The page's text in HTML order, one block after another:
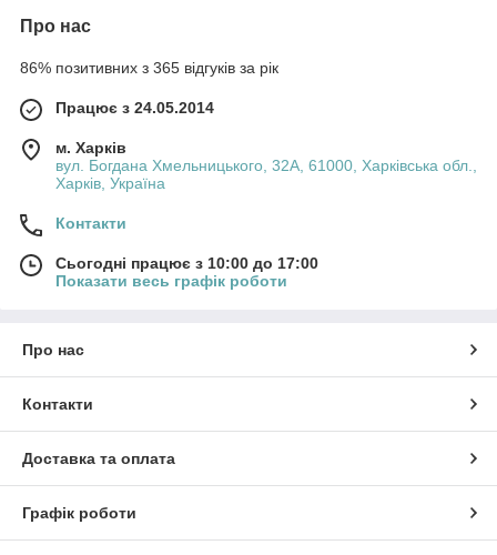
Про нас
86% позитивних з 365 відгуків за рік
Працює з 24.05.2014
м. Харків
вул. Богдана Хмельницького, 32А, 61000, Харківська обл.,
Харків, Україна
Контакти
Сьогодні працює з 10:00 до 17:00
Показати весь графік роботи
Про нас
Контакти
Доставка та оплата
Графік роботи